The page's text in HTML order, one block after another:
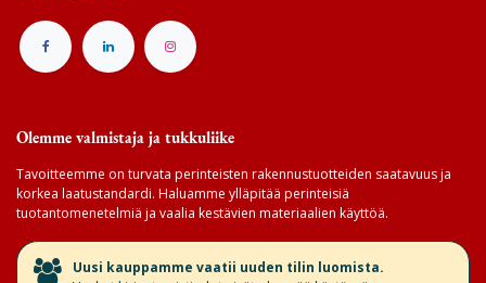
Olemme valmistaja ja tukkuliike
Tavoitteemme on turvata perinteisten rakennustuotteiden saatavuus ja
korkea laatustandardi. Haluamme ylläpitää perinteisiä
tuotantomenetelmiä ja vaalia kestävien materiaalien käyttöä.
​Uusi kauppamme vaatii uuden tilin luomista.